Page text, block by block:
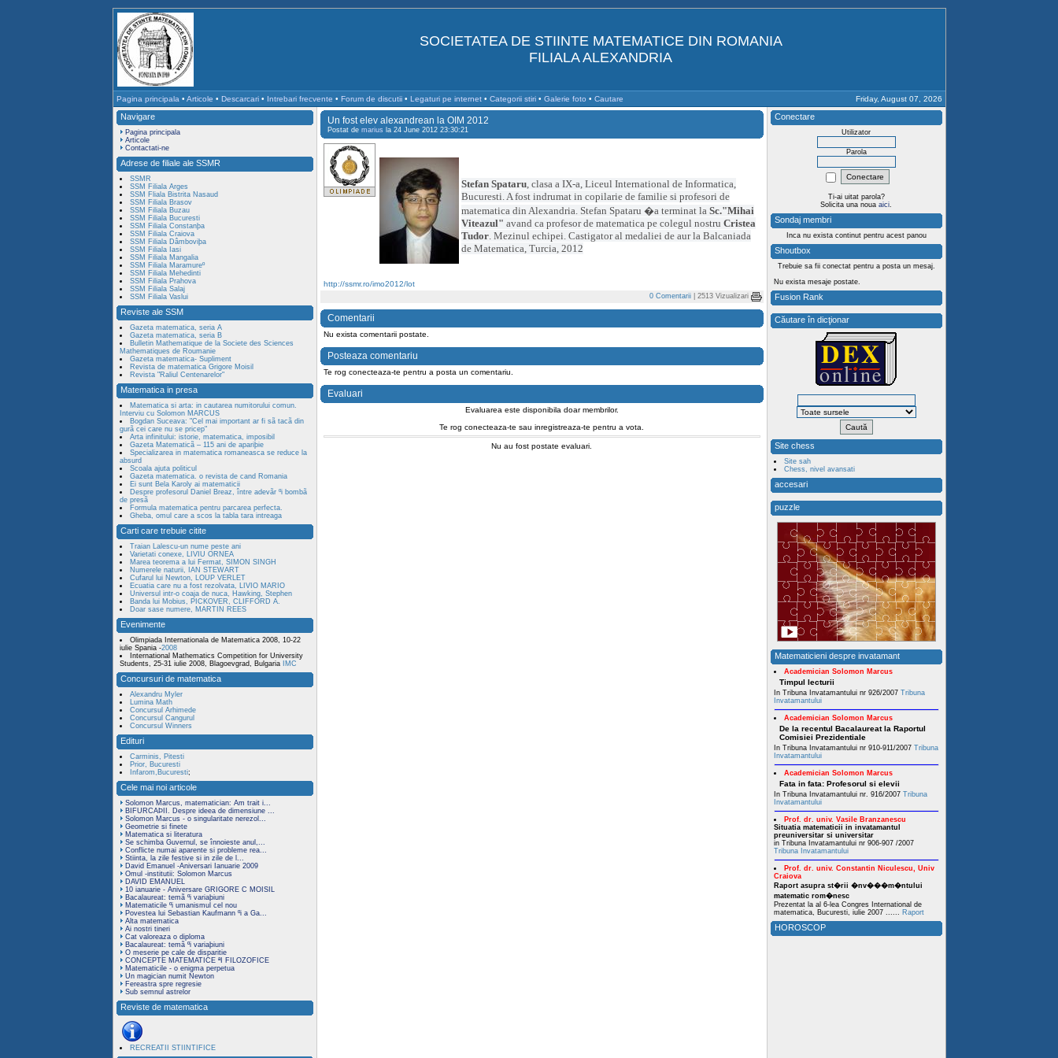
SOCIETATEA DE STIINTE MATEMATICE DIN ROMANIA
FILIALA ALEXANDRIA
Pagina principala • Articole • Descarcari• Intrebari frecvente • Forum de discutii• Legaturi pe internet• Categorii stiri• Galerie foto • Cautare Friday, August 07, 2026
Navigare
Pagina principala
Articole
Contactati-ne
Adrese de filiale ale SSMR
SSMR
SSM Filiala Arges
SSM Fliala Bistrita Nasaud
SSM Filiala Brasov
SSM Filiala Buzau
SSM Filiala Bucuresti
SSM Filiala Constanþa
SSM Filiala Craiova
SSM Filiala Dâmboviþa
SSM Filiala Iasi
SSM Filiala Mangalia
SSM Filiala Maramureº
SSM Filiala Mehedinti
SSM Filiala Prahova
SSM Filiala Salaj
SSM Filiala Vaslui
Reviste ale SSM
Gazeta matematica, seria A
Gazeta matematica, seria B
Bulletin Mathematique de la Societe des Sciences
Mathematiques de Roumanie
Gazeta matematica- Supliment
Revista de matematica Grigore Moisil
Revista "Raliul Centenarelor"
Matematica in presa
Matematica si arta: in cautarea numitorului comun.
Interviu cu Solomon MARCUS
Bogdan Suceava: "Cel mai important ar fi sã tacã din
gurã cei care nu se pricep"
Arta infinitului: istorie, matematica, imposibil
Gazeta Matematicã – 115 ani de apariþie
Specializarea in matematica romaneasca se reduce la
absurd
Scoala ajuta politicul
Gazeta matematica. o revista de cand Romania
Ei sunt Bela Karoly ai matematicii
Despre profesorul Daniel Breaz, între adevãr ºi bombã
de presã
Formula matematica pentru parcarea perfecta.
Gheba, omul care a scos la tabla tara intreaga
Carti care trebuie citite
Traian Lalescu-un nume peste ani
Varietati conexe, LIVIU ORNEA
Marea teorema a lui Fermat, SIMON SINGH
Numerele naturii, IAN STEWART
Cufarul lui Newton, LOUP VERLET
Ecuatia care nu a fost rezolvata, LIVIO MARIO
Universul intr-o coaja de nuca, Hawking, Stephen
Banda lui Mobius, PICKOVER, CLIFFORD A.
Doar sase numere, MARTIN REES
Evenimente
Olimpiada Internationala de Matematica 2008, 10-22
iulie Spania -2008
International Mathematics Competition for University
Students, 25-31 iulie 2008, Blagoevgrad, BulgariaIMC
Concursuri de matematica
Alexandru Myler
Lumina Math
Concursul Arhimede
Concursul Cangurul
Concursul Winners
Edituri
Carminis, Pitesti
Prior, Bucuresti
Infarom,Bucuresti;
Cele mai noi articole
Solomon Marcus, matematician: Am trait i...
BIFURCAÞII. Despre ideea de dimensiune ...
Solomon Marcus - o singularitate nerezol...
Geometrie si finete
Matematica si literatura
Se schimba Guvernul, se înnoieste anul,...
Conflicte numai aparente si probleme rea...
Stiinta, la zile festive si in zile de l...
David Emanuel -Aniversari Ianuarie 2009
Omul -institutii: Solomon Marcus
DAVID EMANUEL
10 ianuarie - Aniversare GRIGORE C MOISIL
Bacalaureat: temã ºi variaþiuni
Matematicile ºi umanismul cel nou
Povestea lui Sebastian Kaufmann ºi a Ga...
Alta matematica
Ai nostri tineri
Cat valoreaza o diploma
Bacalaureat: temã ºi variaþiuni
O meserie pe cale de disparitie
CONCEPTE MATEMATICE ªI FILOZOFICE
Matematicile - o enigma perpetua
Un magician numit Newton
Fereastra spre regresie
Sub semnul astrelor
Reviste de matematica
RECREATII STIINTIFICE
Un fost elev alexandrean la OIM 2012
Postat de marius la 24 June 2012 23:30:21
Stefan Spataru, clasa a IX-a, Liceul International de Informatica,
Bucuresti. A fost indrumat in copilarie de familie si profesori de
matematica din Alexandria. Stefan Spataru �a terminat la Sc."Mihai
Viteazul" avand ca profesor de matematica pe colegul nostru Cristea
Tudor. Mezinul echipei. Castigator al medaliei de aur la Balcaniada
de Matematica, Turcia, 2012
http://ssmr.ro/imo2012/lot
0 Comentarii| 2513 Vizualizari
Comentarii
Nu exista comentarii postate.
Posteaza comentariu
Te rog conecteaza-te pentru a posta un comentariu.
Evaluari
Evaluarea este disponibila doar membrilor.
Te rog conecteaza-te sau inregistreaza-te pentru a vota.
Nu au fost postate evaluari.
Conectare
Utilizator
Parola
Ti-ai uitat parola?
Solicita una noua aici.
Sondaj membri
Inca nu exista continut pentru acest panou
Shoutbox
Trebuie sa fii conectat pentru a posta un mesaj.
Nu exista mesaje postate.
Fusion Rank
Căutare în dicţionar
Site chess
Site sah
Chess, nivel avansati
accesari
puzzle
Matematicieni despre invatamant
Academician Solomon Marcus
Timpul lecturii
In Tribuna Invatamantului nr 926/2007 Tribuna
Invatamantului
Academician Solomon Marcus
De la recentul Bacalaureat la Raportul
Comisiei Prezidentiale
In Tribuna Invatamantului nr 910-911/2007 Tribuna
Invatamantului
Academician Solomon Marcus
Fata in fata: Profesorul si elevii
In Tribuna Invatamantului nr. 916/2007 Tribuna
Invatamantului
Prof. dr. univ. Vasile Branzanescu
Situatia matematicii in invatamantul
preuniversitar si universitar
in Tribuna Invatamantului nr 906-907 /2007
Tribuna Invatamantului
Prof. dr. univ. Constantin Niculescu, Univ
Craiova
Raport asupra st�rii �nv���m�ntului
matematic rom�nesc
Prezentat la al 6-lea Congres International de
matematica, Bucuresti, iulie 2007 ...... Raport
HOROSCOP